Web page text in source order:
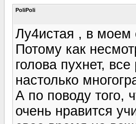
PoliPoli
Лу4истая , в моем
Потому как
голова пухнет,
настолько
А по поводу того,
очень нравится